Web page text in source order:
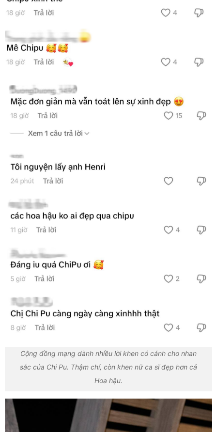
Cộng đồng mạng dành nhiều lời khen có cánh cho nhan
sắc của Chi Pu. Thậm chí, còn khen nữ ca sĩ đẹp hơn cả
Hoa hậu.